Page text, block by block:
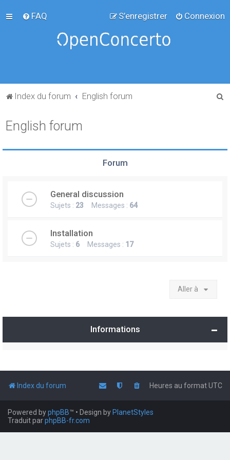
FAQ Connexion
S’enregistrer
Index du forum English forum
e
English forum
Forum
General discussion
Sujets : 23 Messages : 64
Installation
Sujets : 6 Messages : 17
Aller à
Informations
Index du forum Heures au formatUTC
Powered byphpBB™ • Design by PlanetStyles
Traduit parphpBB-fr.com